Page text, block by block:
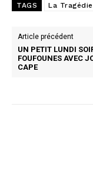
TAGS La Tragédie
Article précédent
UN PETIT LUNDI
FOUFOUNES AVEC
CAPE